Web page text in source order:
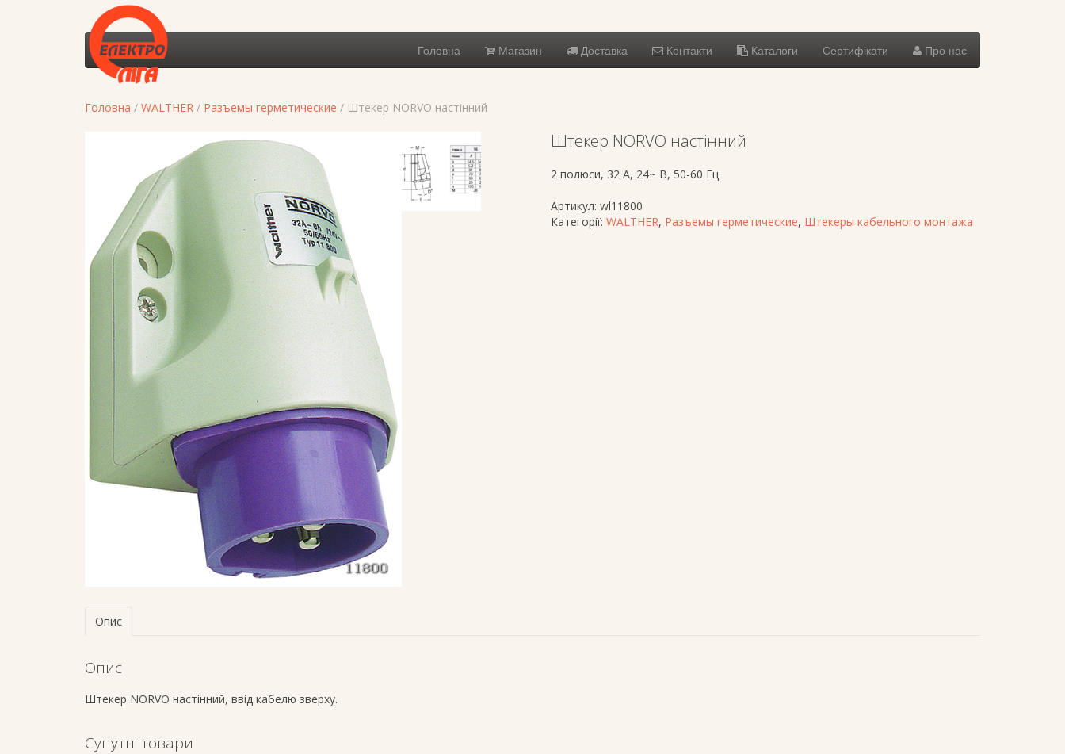
Головна Магазин Доставка Контакти Каталоги Сертифікати Про нас
Головна / WALTHER / Разъемы герметические / Штекер NORVO настінний
Штекер NORVO настінний
2 полюси, 32 A, 24~ В, 50-60 Гц
Артикул: wl11800
Категорії: WALTHER, Разъемы герметические, Штекеры кабельного монтажа
Опис
Опис
Штекер NORVO настінний, ввід кабелю зверху.
Супутні товари